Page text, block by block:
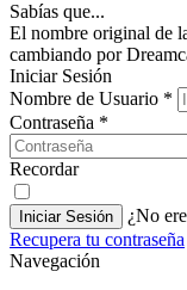
Sabías que...
El nombre original de
cambiando por
Iniciar Sesión
Nombre de Usuario *
Contraseña *
Recordar
Iniciar Sesión ¿No
Recupera tu contraseña
Navegación